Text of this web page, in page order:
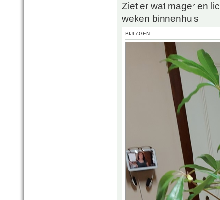
Ziet er wat mager en
weken binnenhuis
BIJLAGEN